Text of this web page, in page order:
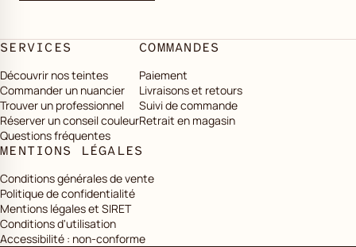
SERVICES
Découvrir nos teintes
Commander un nuancier
Trouver un professionnel
Réserver un conseil couleur
Questions fréquentes
COMMANDES
Paiement
Livraisons et retours
Suivi de commande
Retrait en magasin
MENTIONS LÉGALES
Conditions générales de vente
Politique de confidentialité
Mentions légales et SIRET
Conditions d'utilisation
Accessibilité : non-conforme